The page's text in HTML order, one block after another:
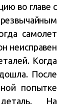
во главе с
самолет
неисправен
Когда
После
попытке
На